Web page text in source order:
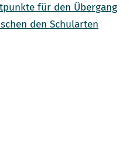
für den Übergang
den Schularten